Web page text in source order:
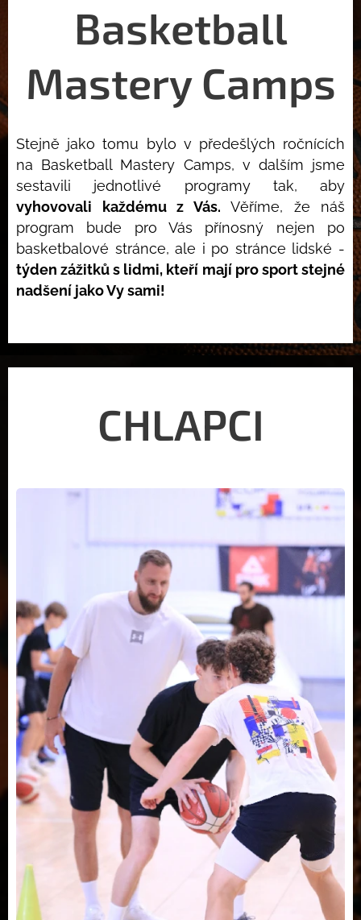
Basketball
Mastery Camps
Stejně jako tomu bylo v předešlých ročnících
na Basketball Mastery Camps, v dalším jsme
sestavili jednotlivé programy tak, aby
vyhovovali každému z Vás. Věříme, že náš
program bude pro Vás přínosný nejen po
basketbalové stránce, ale i po stránce lidské -
týden zážitků s lidmi, kteří mají pro sport stejné
nadšení jako Vy sami!
CHLAPCI